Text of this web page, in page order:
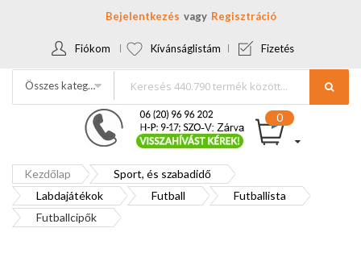
Bejelentkezés Regisztráció
Fiókom Kívánságlistám Fizetés
Összes kategória
Kezdőlap
Sport, és szabadidő
Labdajátékok
Futball
Futballista
Futballcipők